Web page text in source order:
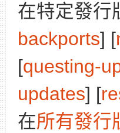
在特定發行
backports] [
[questing-
updates] [
在所有發行